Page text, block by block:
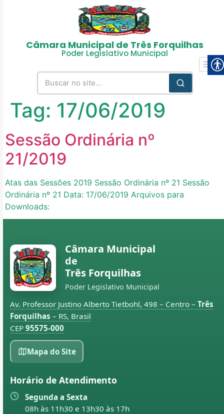
Câmara Municipal de Três Forquilhas
Poder Legislativo Municipal
Tag: 17/06/2019
Sessão Ordinária nº
21/2019
Atas das Sessões 2019 Sessão Ordinária nº 21 Sessão
Ordinária nº 21 Data: 17/06/2019 Arquivos para
Downloads:
Câmara Municipal
de
Três Forquilhas
Poder Legislativo Municipal
Av. Professor Justino Alberto Tietbohl, 498 – Centro – Três
Forquilhas – RS, Brasil
CEP 95575-000
Mapa do Site
Horário de Atendimento
Segunda a Sexta
08h às 11h30 e 13h30 às 17h